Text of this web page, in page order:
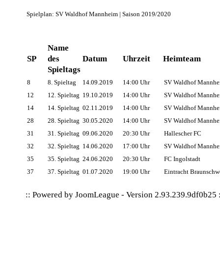
Spielplan: SV Waldhof Mannheim | Saison 2019/2020
SP
Name
des
Spieltags
Datum Uhrzeit Heimteam
8 8. Spieltag 14.09.2019 14:00 Uhr
SV Waldhof
12
12. Spieltag 19.10.2019 14:00 Uhr
SV Waldhof
14
14. Spieltag 02.11.2019 14:00 Uhr
SV Waldhof
28
28. Spieltag 30.05.2020 14:00 Uhr
SV Waldhof
31
31. Spieltag 09.06.2020 20:30 Uhr
Hallescher FC
32
32. Spieltag 14.06.2020 17:00 Uhr
SV Waldhof
35
35. Spieltag 24.06.2020 20:30 Uhr
FC Ingolstadt
37
37. Spieltag 01.07.2020 19:00 Uhr Eintracht
:: Powered by JoomLeague - Version 2.93.239.9df0b25